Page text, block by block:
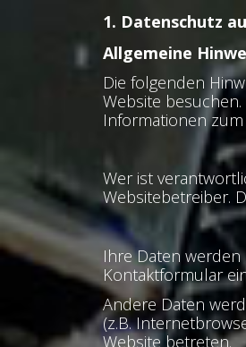
1. Datenschutz
Allgemeine
Die folgenden
Website
Informationen
Wer ist
Websitebetreiber.
Ihre Daten werden
Kontaktformular
Andere Daten
(z.B.
Website betreten.